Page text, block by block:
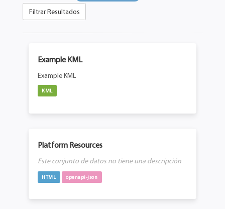
Filtrar Resultados
Example KML
Example KML
KML
Platform Resources
Este conjunto de datos no tiene una descripción
HTML openapi-json